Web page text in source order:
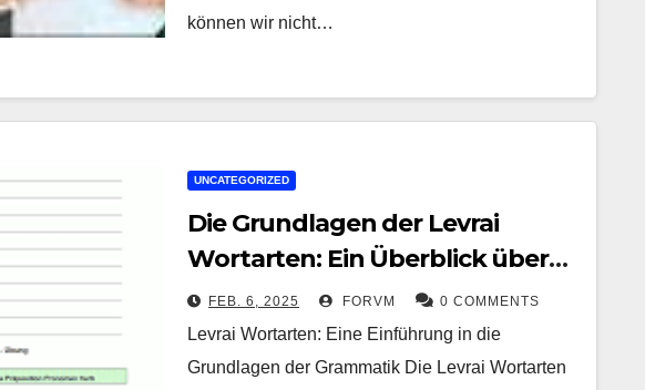
können wir nicht…
UNCATEGORIZED
Die Grundlagen der Levrai
Wortarten: Ein Überblick über
die deutsche Grammatik
FEB. 6, 2025 FORVM 0 COMMENTS
Levrai Wortarten: Eine Einführung in die
Grundlagen der Grammatik Die Levrai Wortarten